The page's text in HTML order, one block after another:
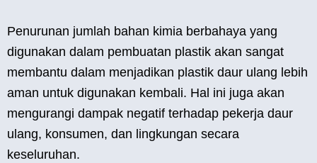
Penurunan jumlah bahan kimia berbahaya yang
digunakan dalam pembuatan plastik akan sangat
membantu dalam menjadikan plastik daur ulang lebih
aman untuk digunakan kembali. Hal ini juga akan
mengurangi dampak negatif terhadap pekerja daur
ulang, konsumen, dan lingkungan secara
keseluruhan.